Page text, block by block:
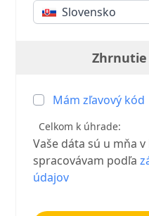
Slovensko
Mám zľavový kód
Celkom k úhrade:
Vaše dáta sú u mňa
spracovávam podľa
údajov